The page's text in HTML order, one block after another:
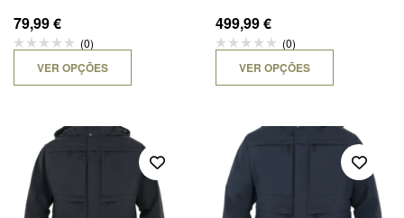
79,99€
(0)
VER OPÇÕES
499,99€
(0)
VER OPÇÕES